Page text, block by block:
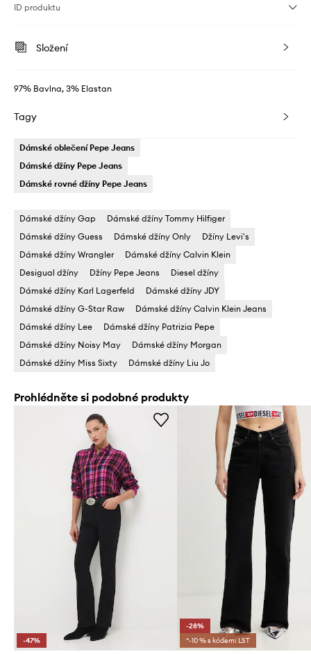
ID produktu
Složení
97% Bavlna, 3% Elastan
Tagy
Dámské oblečení Pepe Jeans
Dámské džíny Pepe Jeans
Dámské rovné džíny Pepe Jeans
Dámské džíny Gap
Dámské džíny Tommy Hilfiger
Dámské džíny Guess
Dámské džíny Only
Džíny Levi's
Dámské džíny Wrangler
Dámské džíny Calvin Klein
Desigual džíny
Džíny Pepe Jeans
Diesel džíny
Dámské džíny Karl Lagerfeld
Dámské džíny JDY
Dámské džíny G-Star Raw
Dámské džíny Calvin Klein Jeans
Dámské džíny Lee
Dámské džíny Patrizia Pepe
Dámské džíny Noisy May
Dámské džíny Morgan
Dámské džíny Miss Sixty
Dámské džíny Liu Jo
Prohlédněte si podobné produkty
-47%
-28%
*-10 % s kódem: LST